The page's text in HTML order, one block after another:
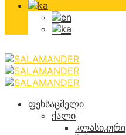
ფეხსაცმელი
ქალი
კლასიკური